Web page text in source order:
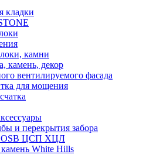
кладки
камни
камень, декор
вентилируемого фасада
для мощения
и перекрытия забора
OSB ЦСП ХЦЛ
White Hills